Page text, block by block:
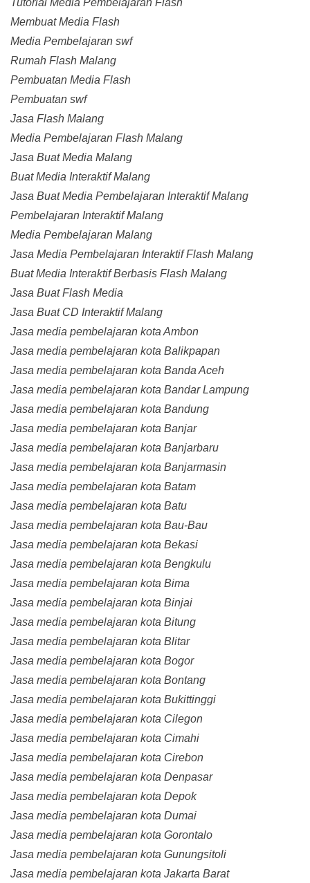
Tutorial Media Pembelajaran Flash
Membuat Media Flash
Media Pembelajaran swf
Rumah Flash Malang
Pembuatan Media Flash
Pembuatan swf
Jasa Flash Malang
Media Pembelajaran Flash Malang
Jasa Buat Media Malang
Buat Media Interaktif Malang
Jasa Buat Media Pembelajaran Interaktif Malang
Pembelajaran Interaktif Malang
Media Pembelajaran Malang
Jasa Media Pembelajaran Interaktif Flash Malang
Buat Media Interaktif Berbasis Flash Malang
Jasa Buat Flash Media
Jasa Buat CD Interaktif Malang
Jasa media pembelajaran kota Ambon
Jasa media pembelajaran kota Balikpapan
Jasa media pembelajaran kota Banda Aceh
Jasa media pembelajaran kota Bandar Lampung
Jasa media pembelajaran kota Bandung
Jasa media pembelajaran kota Banjar
Jasa media pembelajaran kota Banjarbaru
Jasa media pembelajaran kota Banjarmasin
Jasa media pembelajaran kota Batam
Jasa media pembelajaran kota Batu
Jasa media pembelajaran kota Bau-Bau
Jasa media pembelajaran kota Bekasi
Jasa media pembelajaran kota Bengkulu
Jasa media pembelajaran kota Bima
Jasa media pembelajaran kota Binjai
Jasa media pembelajaran kota Bitung
Jasa media pembelajaran kota Blitar
Jasa media pembelajaran kota Bogor
Jasa media pembelajaran kota Bontang
Jasa media pembelajaran kota Bukittinggi
Jasa media pembelajaran kota Cilegon
Jasa media pembelajaran kota Cimahi
Jasa media pembelajaran kota Cirebon
Jasa media pembelajaran kota Denpasar
Jasa media pembelajaran kota Depok
Jasa media pembelajaran kota Dumai
Jasa media pembelajaran kota Gorontalo
Jasa media pembelajaran kota Gunungsitoli
Jasa media pembelajaran kota Jakarta Barat